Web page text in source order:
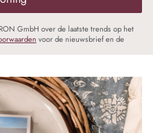
GmbH over de laatste trends op het
voor de nieuwsbrief en de